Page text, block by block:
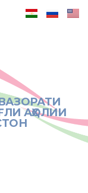
АҲОЛИИ